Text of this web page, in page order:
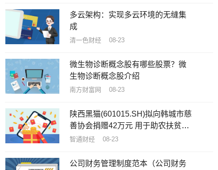
多云架构：实现多云环境的无缝集
成
清一色财经 08-23
微生物诊断概念股有哪些股票？微
生物诊断概念股介绍
南方财富网 08-23
陕西黑猫(601015.SH)拟向韩城市慈
善协会捐赠42万元 用于助农扶贫和
慈善事业
智通财经 08-23
公司财务管理制度范本（公司财务